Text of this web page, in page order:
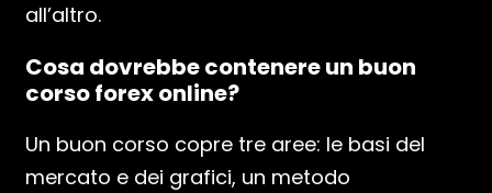
all’altro.
Cosa dovrebbe contenere un buon
corso forex online?
Un buon corso copre tre aree: le basi del
mercato e dei grafici, un metodo